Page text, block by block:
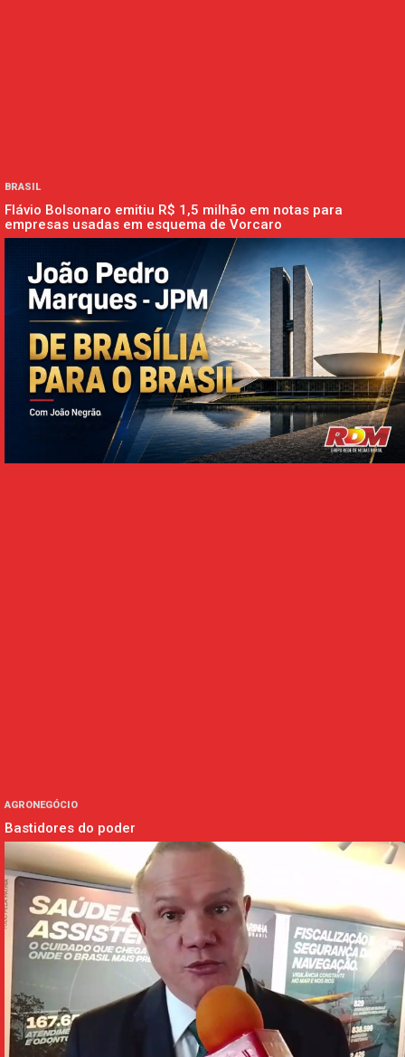
BRASIL
Flávio Bolsonaro emitiu R$ 1,5 milhão em notas para
empresas usadas em esquema de Vorcaro
AGRONEGÓCIO
Bastidores do poder